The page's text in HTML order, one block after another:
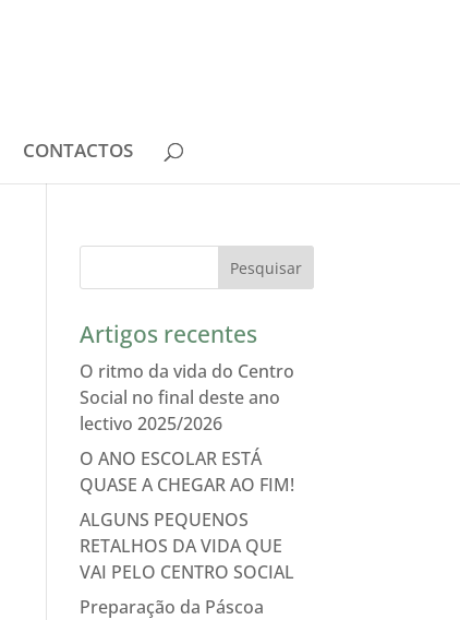
CONTACTOS
Artigos recentes
O ritmo da vida do Centro
Social no final deste ano
lectivo 2025/2026
O ANO ESCOLAR ESTÁ
QUASE A CHEGAR AO FIM!
ALGUNS PEQUENOS
RETALHOS DA VIDA QUE
VAI PELO CENTRO SOCIAL
Preparação da Páscoa